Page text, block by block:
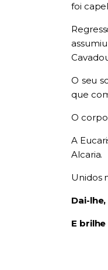
foi
O seu
que
O
A
Alcaria.
Unidos
Dai-
E